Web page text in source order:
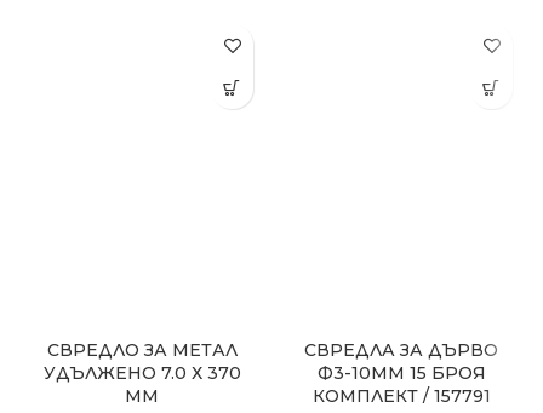
СВРЕДЛО ЗА МЕТАЛ
УДЪЛЖЕНО 7.0 Х 370
ММ
СВРЕДЛА ЗА ДЪРВО
Ф3-10MM 15 БРОЯ
КОМПЛЕКТ / 157791